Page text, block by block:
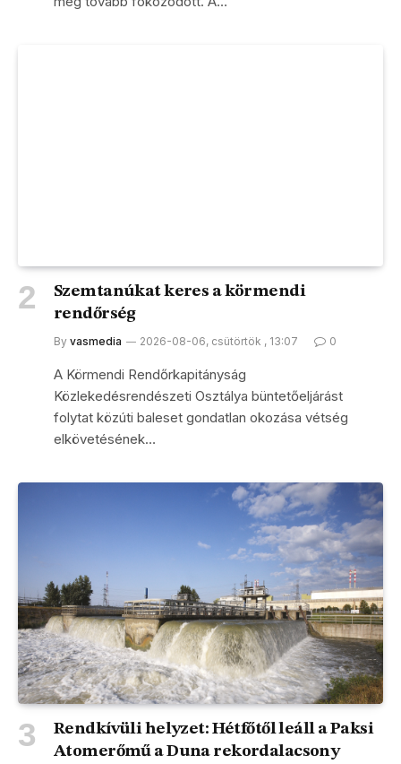
Szemtanúkat keres a körmendi
rendőrség
By vasmedia 2026-08-06, csütörtök , 13:07 0
A Körmendi Rendőrkapitányság
Közlekedésrendészeti Osztálya büntetőeljárást
folytat közúti baleset gondatlan okozása vétség
elkövetésének…
Rendkívüli helyzet: Hétfőtől leáll a Paksi
Atomerőmű a Duna rekordalacsony